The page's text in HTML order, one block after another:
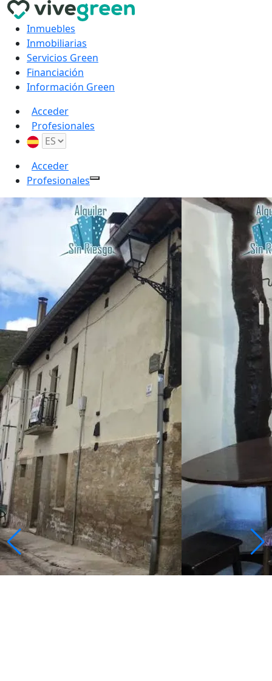
Inmuebles
Inmobiliarias
Servicios Green
Financiación
Información Green
Acceder
Profesionales
Acceder
Profesionales